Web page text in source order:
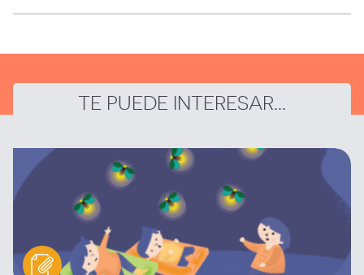
TE PUEDE INTERESAR...